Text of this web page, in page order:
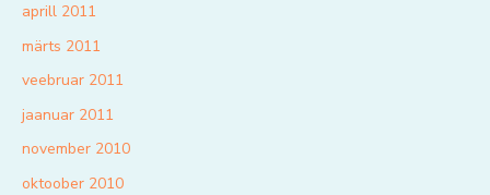
aprill 2011
märts 2011
veebruar 2011
jaanuar 2011
november 2010
oktoober 2010